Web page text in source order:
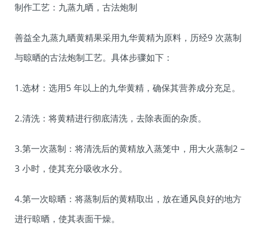
制作工艺：九蒸九晒，古法炮制
善益全九蒸九晒黄精果采用九华黄精为原料，历经9 次蒸制
与晾晒的古法炮制工艺。具体步骤如下：
1.选材：选用5 年以上的九华黄精，确保其营养成分充足。
2.清洗：将黄精进行彻底清洗，去除表面的杂质。
3.第一次蒸制：将清洗后的黄精放入蒸笼中，用大火蒸制2 –
3 小时，使其充分吸收水分。
4.第一次晾晒：将蒸制后的黄精取出，放在通风良好的地方
进行晾晒，使其表面干燥。